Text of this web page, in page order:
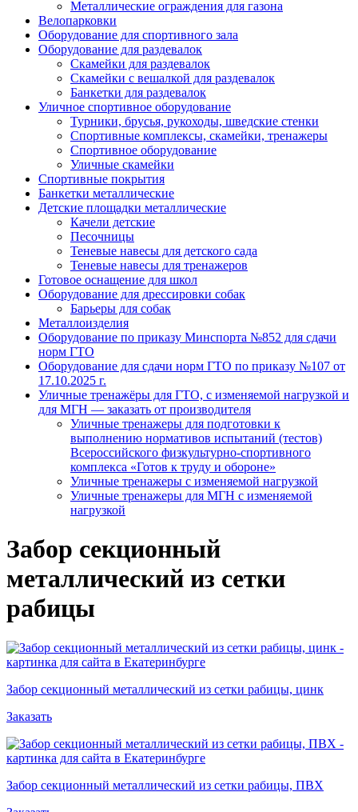
Металлические ограждения для газона
Велопарковки
Оборудование для спортивного зала
Оборудование для раздевалок
Скамейки для раздевалок
Скамейки с вешалкой для раздевалок
Банкетки для раздевалок
Уличное спортивное оборудование
Турники, брусья, рукоходы, шведские стенки
Спортивные комплексы, скамейки, тренажеры
Спортивное оборудование
Уличные скамейки
Спортивные покрытия
Банкетки металлические
Детские площадки металлические
Качели детские
Песочницы
Теневые навесы для детского сада
Теневые навесы для тренажеров
Готовое оснащение для школ
Оборудование для дрессировки собак
Барьеры для собак
Металлоизделия
Оборудование по приказу Минспорта №852 для сдачи
норм ГТО
Оборудование для сдачи норм ГТО по приказу №107 от
17.10.2025 г.
Уличные тренажёры для ГТО, с изменяемой нагрузкой и
для МГН — заказать от производителя
Уличные тренажеры для подготовки к
выполнению нормативов испытаний (тестов)
Всероссийского физкультурно-спортивного
комплекса «Готов к труду и обороне»
Уличные тренажеры с изменяемой нагрузкой
Уличные тренажеры для МГН с изменяемой
нагрузкой
Забор секционный
металлический из сетки
рабицы
Забор секционный металлический из сетки рабицы, цинк
Заказать
Забор секционный металлический из сетки рабицы, ПВХ